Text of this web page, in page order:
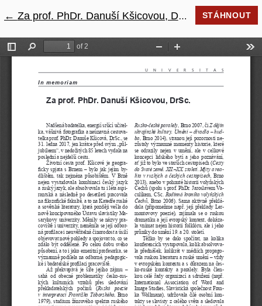
← Návrat na podrobnosti článku
Za prof. PhDr. Danuší Kšicovou, DrSc. STÁHNOUT